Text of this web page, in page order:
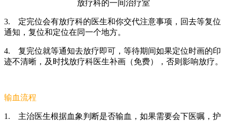
放疗科的一间治疗室
3.
定完位会有放疗科的医生和你交代注意事项，回去等复位
通知，复位和定位在同一个地方。
4.
复完位就等通知去放疗即可，等待期间如果定位时画的印
迹不清晰，及时找放疗科医生补画（免费），否则影响放疗。
输血流程
1.
主治医生根据血象判断是否输血，如果需要会下医嘱，护